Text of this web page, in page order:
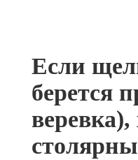
Если
берется